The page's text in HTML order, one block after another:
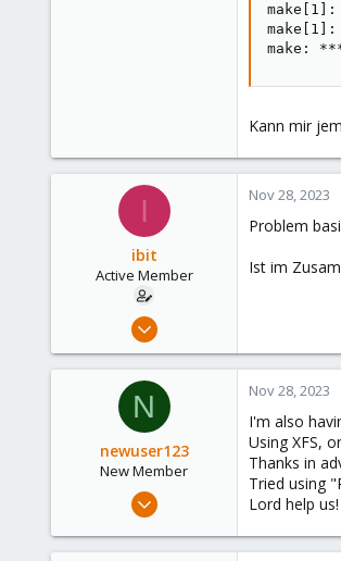
make:
Kann mir
I
ibit
Active Member
Dec 21, 2020
3
Nov 28, 2023
Problem
Ist im
N
newuser123
New Member
Nov 28, 2023
0
Nov 28, 2023
I'm also
Using XFS,
Thanks in
Tried using
Lord help us!